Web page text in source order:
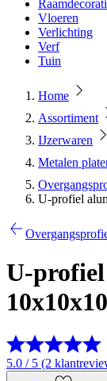
Vloeren
Verlichting
Verf
Tuin
Home
Assortiment
IJzerwaren
Metalen
U-profiel
U-
5.0 / 5 (2